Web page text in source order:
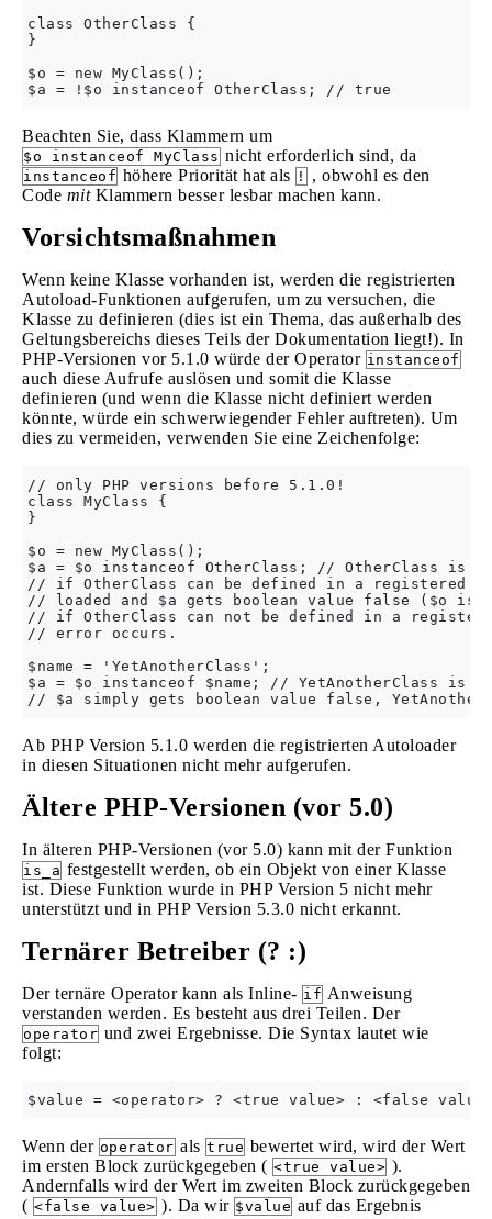
class OtherClass {
}
$o = new MyClass();
Beachten Sie, dass Klammern um
$o instanceof MyClass nicht erforderlich sind, da
instanceof höhere Priorität hat als !
, obwohl es den
Code mitKlammern besser lesbar machen kann.
Vorsichtsmaßnahmen
Wenn keine Klasse vorhanden ist, werden die registrierten
Autoload-Funktionen aufgerufen, um zu versuchen, die
Klasse zu definieren (dies ist ein Thema, das außerhalb des
Geltungsbereichs dieses Teils der Dokumentation liegt!). In
PHP-Versionen vor 5.1.0 würde der Operator instanceof
auch diese Aufrufe auslösen und somit die Klasse
definieren (und wenn die Klasse nicht definiert werden
könnte, würde ein schwerwiegender Fehler auftreten). Um
dies zu vermeiden, verwenden Sie eine Zeichenfolge:
// only PHP versions before 5.1.0!
class MyClass {
}
$o = new MyClass();
$a = $o instanceof OtherClass; // OtherClass is
// if OtherClass can be defined in a registered
// loaded and $a gets boolean value false ($o is
// if OtherClass can not be defined in a
// error occurs.
$name = 'YetAnotherClass';
$a = $o instanceof $name; // YetAnotherClass is
Ab PHP Version 5.1.0 werden die registrierten Autoloader
in diesen Situationen nicht mehr aufgerufen.
Ältere PHP-Versionen (vor 5.0)
In älteren PHP-Versionen (vor 5.0) kann mit der Funktion
is_a festgestellt werden, ob ein Objekt von einer Klasse
ist. Diese Funktion wurde in PHP Version 5 nicht mehr
unterstützt und in PHP Version 5.3.0 nicht erkannt.
Ternärer Betreiber (? :)
Der ternäre Operator kann als Inline- if Anweisung
verstanden werden. Es besteht aus drei Teilen. Der
operator und zwei Ergebnisse. Die Syntax lautet wie
folgt:
Wenn der operator als true bewertet wird, wird der Wert
im ersten Block zurückgegeben ( <true value> ).
Andernfalls wird der Wert im zweiten Block zurückgegeben
( <false value> ). Da wir $value auf das Ergebnis